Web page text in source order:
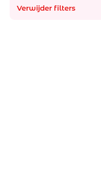
Witte wijn
Verwijder filters